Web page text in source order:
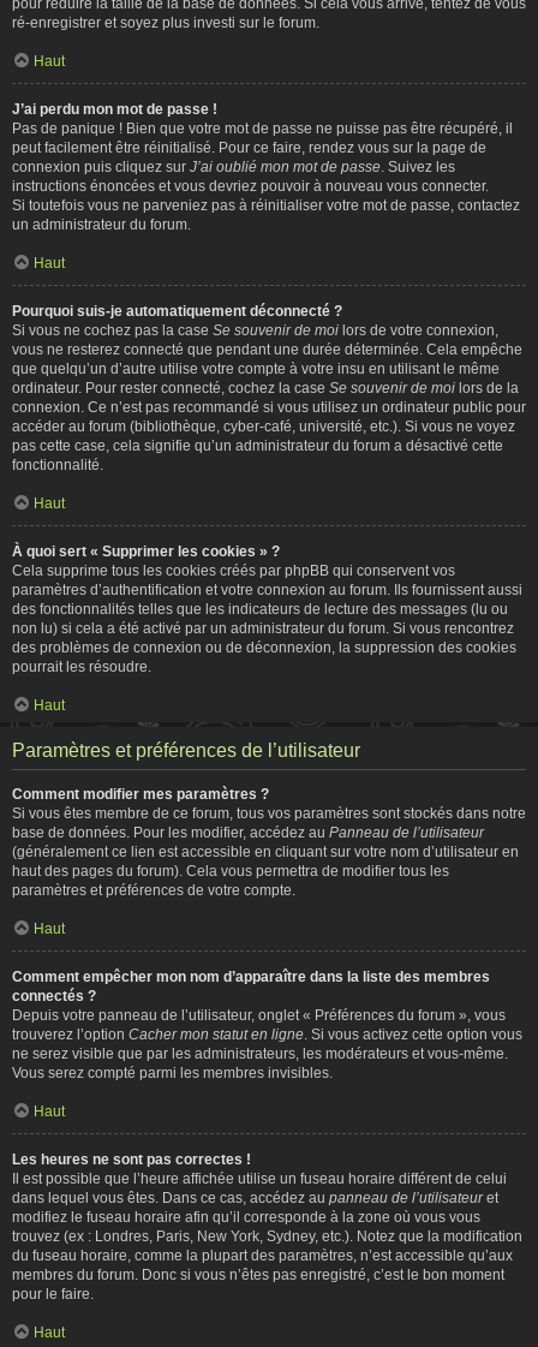
ré-enregistrer et soyez plus investi sur le forum.
Haut
J’ai perdu mon mot de passe !
Pas de panique ! Bien que votre mot de passe ne puisse pas être récupéré, il
peut facilement être réinitialisé. Pour ce faire, rendez vous sur la page de
connexion puis cliquez sur J’ai oublié mon mot de passe . Suivez les
instructions énoncées et vous devriez pouvoir à nouveau vous connecter.
Si toutefois vous ne parveniez pas à réinitialiser votre mot de passe, contactez
un administrateur du forum.
Haut
Pourquoi suis-je automatiquement déconnecté ?
Si vous ne cochez pas la case Se souvenir de moi lors de votre connexion,
vous ne resterez connecté que pendant une durée déterminée. Cela empêche
que quelqu’un d’autre utilise votre compte à votre insu en utilisant le même
ordinateur. Pour rester connecté, cochez la case Se souvenir de moi lors de la
connexion. Ce n’est pas recommandé si vous utilisez un ordinateur public pour
accéder au forum (bibliothèque, cyber-café, université, etc.). Si vous ne voyez
pas cette case, cela signifie qu’un administrateur du forum a désactivé cette
fonctionnalité.
Haut
À quoi sert « Supprimer les cookies » ?
Cela supprime tous les cookies créés par phpBB qui conservent vos
paramètres d’authentification et votre connexion au forum. Ils fournissent aussi
des fonctionnalités telles que les indicateurs de lecture des messages (lu ou
non lu) si cela a été activé par un administrateur du forum. Si vous rencontrez
des problèmes de connexion ou de déconnexion, la suppression des cookies
pourrait les résoudre.
Haut
Paramètres et préférences de l’utilisateur
Comment modifier mes paramètres ?
Si vous êtes membre de ce forum, tous vos paramètres sont stockés dans notre
base de données. Pour les modifier, accédez au Panneau de l’utilisateur
(généralement ce lien est accessible en cliquant sur votre nom d’utilisateur en
haut des pages du forum). Cela vous permettra de modifier tous les
paramètres et préférences de votre compte.
Haut
Comment empêcher mon nom d’apparaître dans la liste des membres
connectés ?
Depuis votre panneau de l’utilisateur, onglet « Préférences du forum », vous
trouverez l’option Cacher mon statut en ligne . Si vous activez cette option vous
ne serez visible que par les administrateurs, les modérateurs et vous-même.
Vous serez compté parmi les membres invisibles.
Haut
Les heures ne sont pas correctes !
Il est possible que l’heure affichée utilise un fuseau horaire différent de celui
dans lequel vous êtes. Dans ce cas, accédez au panneau de l’utilisateuret
modifiez le fuseau horaire afin qu’il corresponde à la zone où vous vous
trouvez (ex : Londres, Paris, New York, Sydney, etc.). Notez que la modification
du fuseau horaire, comme la plupart des paramètres, n’est accessible qu’aux
membres du forum. Donc si vous n’êtes pas enregistré, c’est le bon moment
pour le faire.
Haut